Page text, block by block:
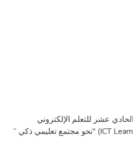
عشر للتعلم الإلكتروني